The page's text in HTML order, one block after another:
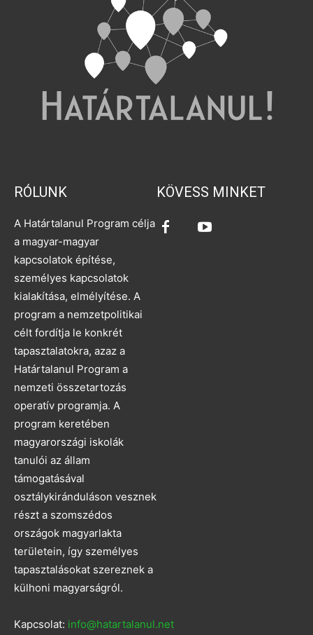
RÓLUNK
A Határtalanul Program célja
a magyar-magyar
kapcsolatok építése,
személyes kapcsolatok
kialakítása, elmélyítése. A
program a nemzetpolitikai
célt fordítja le konkrét
tapasztalatokra, azaz a
Határtalanul Program a
nemzeti összetartozás
operatív programja. A
program keretében
magyarországi iskolák
tanulói az állam
támogatásával
osztálykiránduláson vesznek
részt a szomszédos
országok magyarlakta
területein, így személyes
tapasztalásokat szereznek a
külhoni magyarságról.
Kapcsolat: info@hatartalanul.net
KÖVESS MINKET